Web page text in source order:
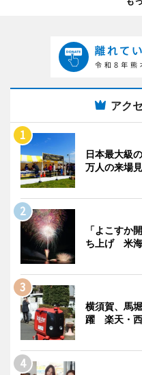
アク
日本最大級
万人の来場
「よこすか
ち上げ 米
横須賀、馬
躍 楽天・西